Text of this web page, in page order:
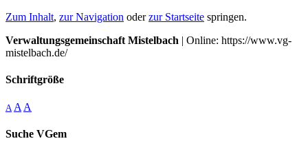
Zum Inhalt, zur Navigation oderzur Startseite springen.
Verwaltungsgemeinschaft Mistelbach | Online: https://www.vg-
mistelbach.de/
Schriftgröße
A A A
Suche VGem